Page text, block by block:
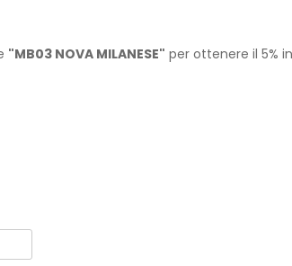
"MB03 NOVA MILANESE" per ottenere il 5% in